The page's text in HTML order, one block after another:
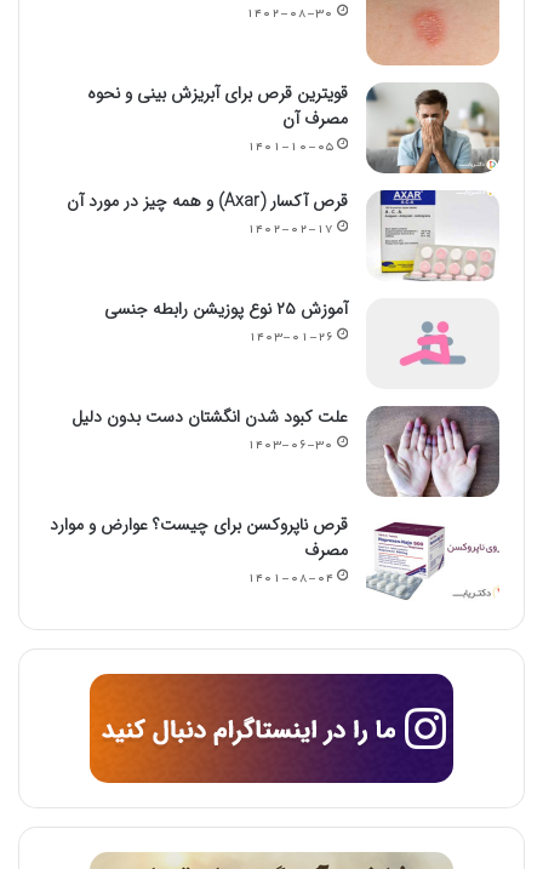
۱۴۰۲-۰۸-۳۰
قویترین قرص برای آبریزش بینی و نحوه
مصرف آن
۱۴۰۱-۱۰-۰۵
قرص آکسار (Axar) و همه چیز در مورد آن
۱۴۰۲-۰۲-۱۷
آموزش ۲۵ نوع پوزیشن رابطه جنسی
۱۴۰۳-۰۱-۲۶
علت کبود شدن انگشتان دست بدون دلیل
۱۴۰۳-۰۶-۳۰
قرص ناپروکسن برای چیست؟ عوارض و موارد
مصرف
۱۴۰۱-۰۸-۰۴